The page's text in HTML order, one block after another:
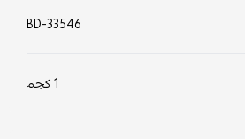
BD-33546
1 كجم